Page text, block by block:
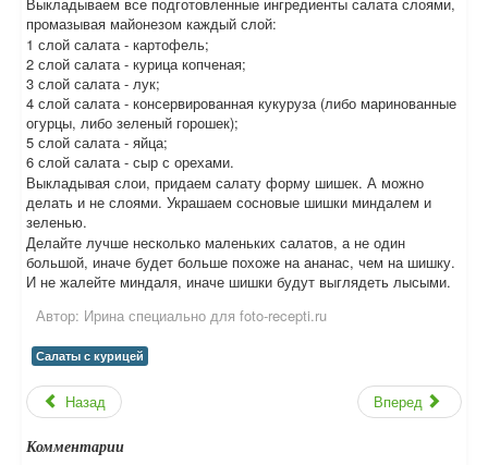
промазывая майонезом каждый слой:
1 слой салата - картофель;
2 слой салата - курица копченая;
3 слой салата - лук;
4 слой салата - консервированная кукуруза (либо маринованные
огурцы, либо зеленый горошек);
5 слой салата - яйца;
6 слой салата - сыр с орехами.
Выкладывая слои, придаем салату форму шишек. А можно
делать и не слоями. Украшаем сосновые шишки миндалем и
зеленью.
Делайте лучше несколько маленьких салатов, а не один
большой, иначе будет больше похоже на ананас, чем на шишку.
И не жалейте миндаля, иначе шишки будут выглядеть лысыми.
Автор: Ирина специально для foto-recepti.ru
Салаты с курицей
Назад Вперед
Комментарии